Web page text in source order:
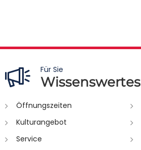
Für Sie
Wissenswertes
Öffnungszeiten
Kulturangebot
Service